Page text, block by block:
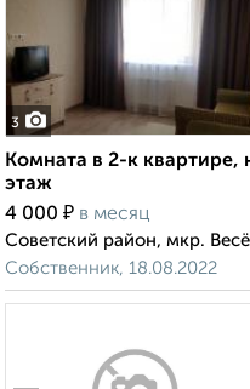
3
Комната в 2-к квартире,
этаж
4 000 ₽ в месяц
Советский район, мкр.
Собственник, 18.08.2022